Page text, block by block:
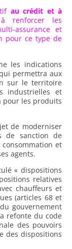
au crédit et à
renforcer les
assurance et
pour ce type de
les indications
permettra aux
sur le territoire
industrielles et
pour les produits
de moderniser
de sanction de
consommation et
agents.
« dispositions
relatives
chauffeurs et
(articles 68 et
gouvernement
refonte du code
des pouvoirs
des dispositions